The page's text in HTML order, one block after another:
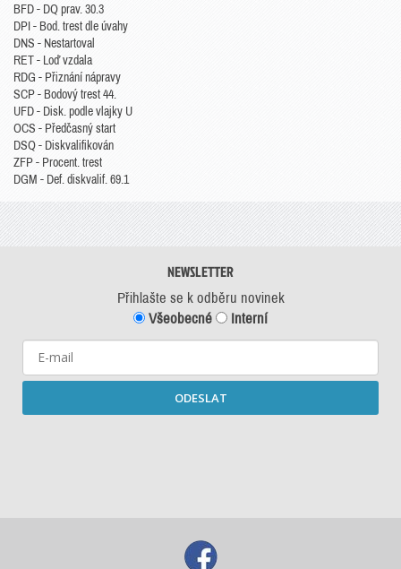
BFD - DQ prav. 30.3
DPI - Bod. trest dle úvahy
DNS - Nestartoval
RET - Loď vzdala
RDG - Přiznání nápravy
SCP - Bodový trest 44.
UFD - Disk. podle vlajky U
OCS - Předčasný start
DSQ - Diskvalifikován
ZFP - Procent. trest
DGM - Def. diskvalif. 69.1
NEWSLETTER
Přihlašte se k odběru novinek
Všeobecné
Interní
ODESLAT